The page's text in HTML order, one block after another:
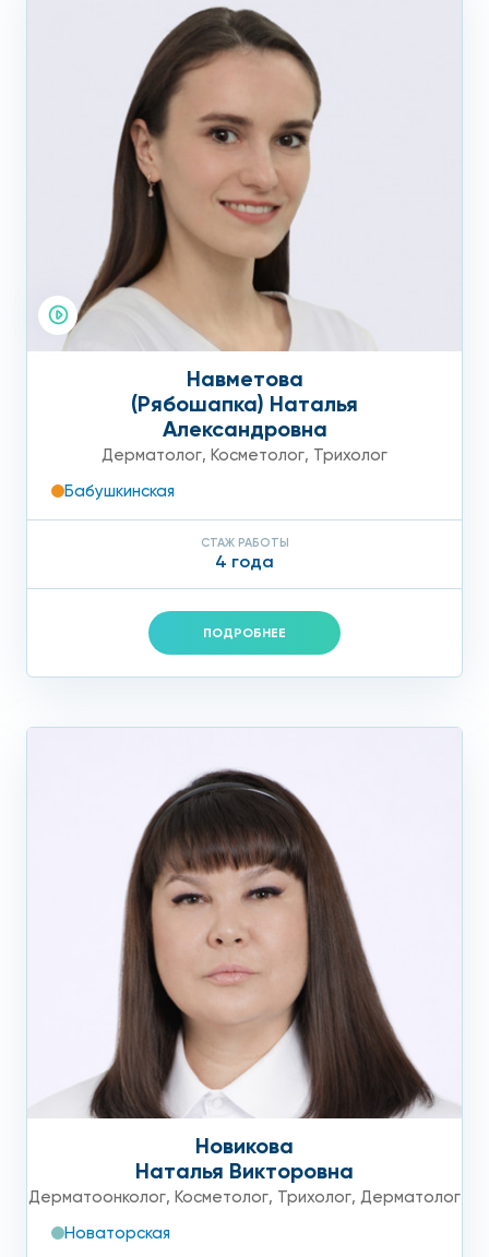
Навметова
(Рябошапка) Наталья
Александровна
Дерматолог, Косметолог, Трихолог
Бабушкинская
СТАЖ РАБОТЫ
4 года
ПОДРОБНЕЕ
Новикова
Наталья Викторовна
Дерматоонколог, Косметолог, Трихолог, Дерматолог
Новаторская